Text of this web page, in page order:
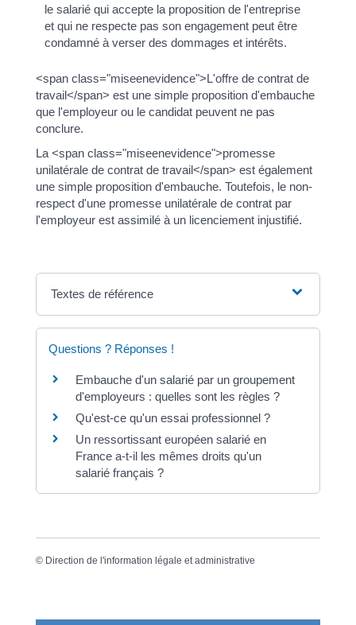
le salarié qui accepte la proposition de l'entreprise
et qui ne respecte pas son engagement peut être
condamné à verser des dommages et intérêts.
<span class="miseenevidence">L'offre de contrat de
travail</span> est une simple proposition d'embauche
que l'employeur ou le candidat peuvent ne pas
conclure.
La <span class="miseenevidence">promesse
unilatérale de contrat de travail</span> est également
une simple proposition d'embauche. Toutefois, le non-
respect d'une promesse unilatérale de contrat par
l'employeur est assimilé à un licenciement injustifié.
Textes de référence
Questions ? Réponses !
Embauche d'un salarié par un groupement
d'employeurs : quelles sont les règles ?
Qu'est-ce qu'un essai professionnel ?
Un ressortissant européen salarié en
France a-t-il les mêmes droits qu'un
salarié français ?
© Direction de l'information légale et administrative